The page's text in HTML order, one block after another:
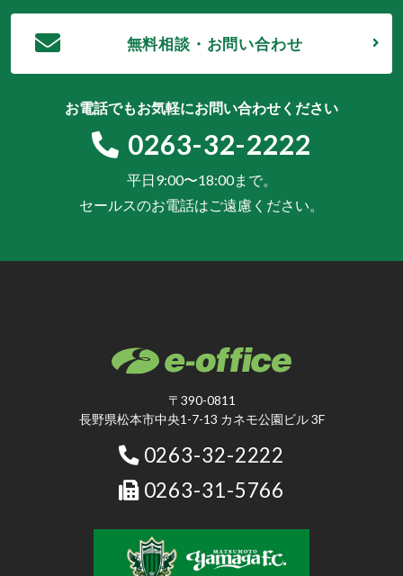
無料相談・お問い合わせ
お電話でもお気軽にお問い合わせください
0263-32-2222
平日9:00〜18:00まで。
セールスのお電話はご遠慮ください。
〒390-0811
長野県松本市中央1-7-13 カネモ公園ビル 3F
0263-32-2222
0263-31-5766